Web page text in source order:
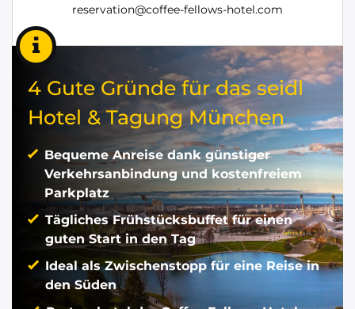
reservation@coffee-fellows-hotel.com
4 Gute Gründe für das seidl
Hotel & Tagung München
Bequeme Anreise dank günstiger
Verkehrsanbindung und kostenfreiem
Parkplatz
Tägliches Frühstücksbuffet für einen
guten Start in den Tag
Ideal als Zwischenstopp für eine Reise in
den Süden